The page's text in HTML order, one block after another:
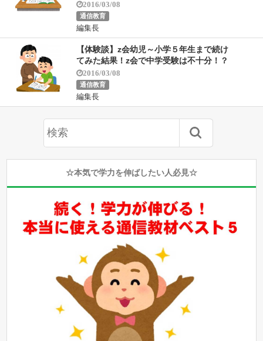
2016/03/08
通信教育
編集長
【体験談】z会幼児～小学５年生まで続け
てみた結果！z会で中学受験は不十分！？
2016/03/08
通信教育
編集長
☆本気で学力を伸ばしたい人必見☆